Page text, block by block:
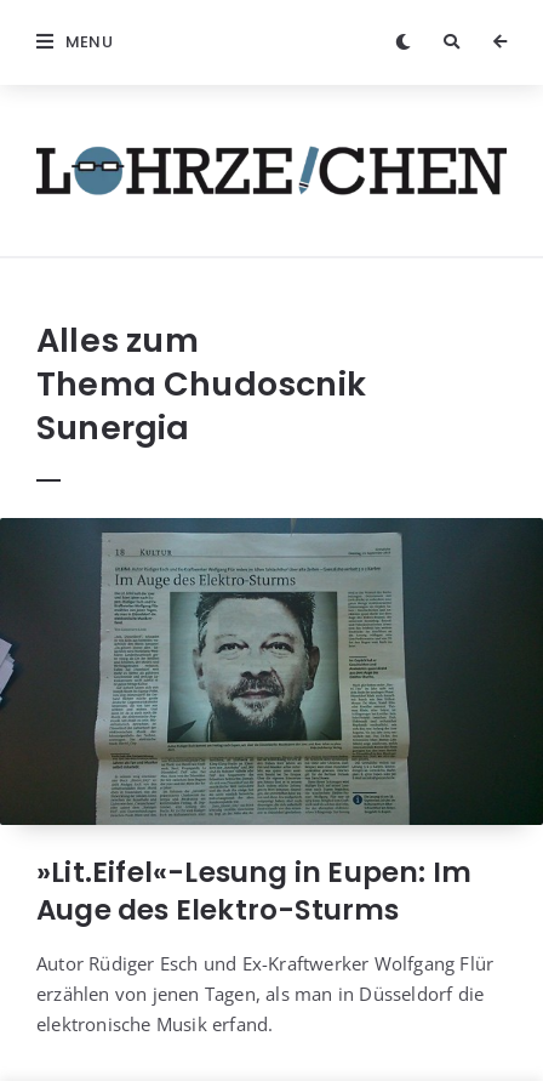
MENU
Alles zum
Thema Chudoscnik
Sunergia
»Lit.Eifel«-Lesung in Eupen: Im
Auge des Elektro-Sturms
Autor Rüdi­ger Esch und Ex-Kraft­wer­ker Wolf­gang Flür
erzäh­len von jenen Tagen, als man in Düs­sel­dorf die
elek­tro­ni­sche Musik erfand.